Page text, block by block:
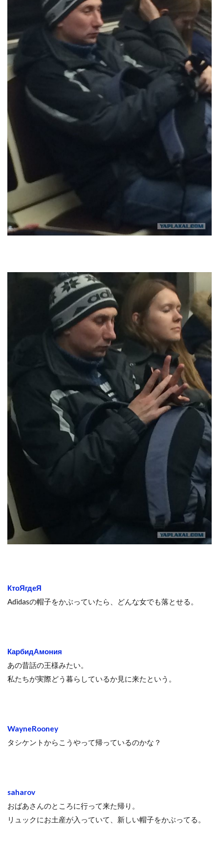
КтоЯгдеЯ
Adidasの帽子をかぶっていたら、どんな女でも落とせる。
КарбидАмония
あの昔話の王様みたい。
私たちが実際どう暮らしているか見に来たという。
WayneRooney
タシケントからこうやって帰っているのかな？
saharov
おばあさんのところに行って来た帰り。
リュックにお土産が入っていて、新しい帽子をかぶってる。